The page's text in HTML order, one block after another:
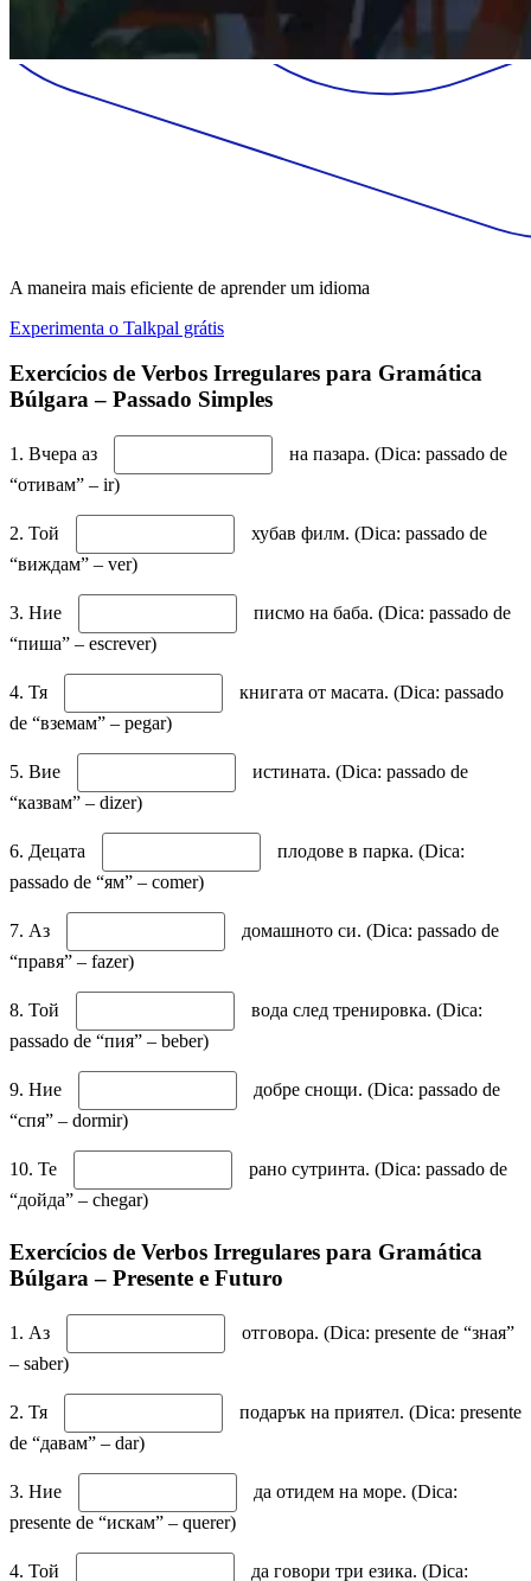
A maneira mais eficiente de aprender um idioma
Experimenta o Talkpal grátis
Exercícios de Verbos Irregulares para Gramática
Búlgara – Passado Simples
1. Вчера аз
на пазара. (Dica: passado de
“отивам” – ir)
2. Той
хубав филм. (Dica: passado de
“виждам” – ver)
3. Ние
писмо на баба. (Dica: passado de
“пиша” – escrever)
4. Тя
книгата от масата. (Dica: passado
de “вземам” – pegar)
5. Вие
истината. (Dica: passado de
“казвам” – dizer)
6. Децата
плодове в парка. (Dica:
passado de “ям” – comer)
7. Аз
домашното си. (Dica: passado de
“правя” – fazer)
8. Той
вода след тренировка. (Dica:
passado de “пия” – beber)
9. Ние
добре снощи. (Dica: passado de
“спя” – dormir)
10. Те
рано сутринта. (Dica: passado de
“дойда” – chegar)
Exercícios de Verbos Irregulares para Gramática
Búlgara – Presente e Futuro
1. Аз
отговора. (Dica: presente de “зная”
– saber)
2. Тя
подарък на приятел. (Dica: presente
de “давам” – dar)
3. Ние
да отидем на море. (Dica:
presente de “искам” – querer)
4. Той
да говори три езика. (Dica: